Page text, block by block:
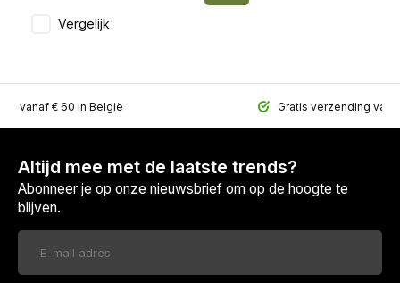
Vergelijk
vanaf € 60 in België Gratis verzending
Altijd mee met de laatste trends?
Abonneer je op onze nieuwsbrief om op de hoogte te
blijven.